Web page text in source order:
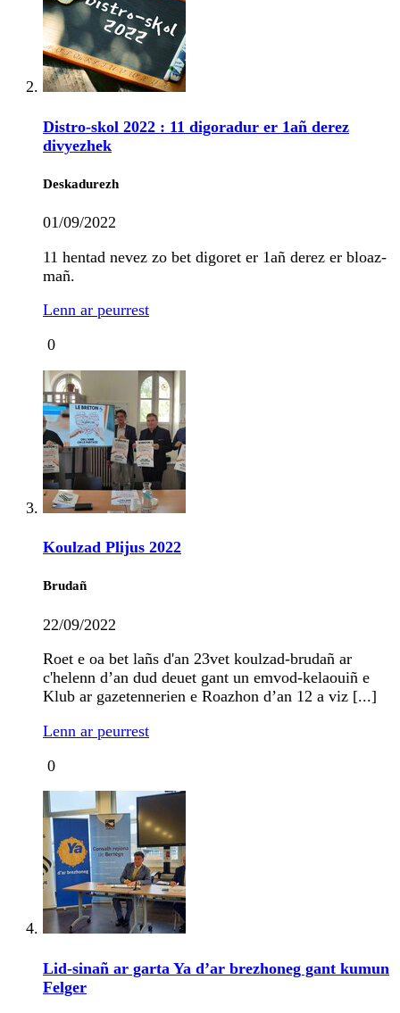
Distro-skol 2022 : 11 digoradur er 1añ derez
divyezhek
Deskadurezh
01/09/2022
11 hentad nevez zo bet digoret er 1añ derez er bloaz-
mañ.
Lenn ar peurrest
0
Koulzad Plijus 2022
Brudañ
22/09/2022
Roet e oa bet lañs d'an 23vet koulzad-brudañ ar
c'helenn d’an dud deuet gant un emvod-kelaouiñ e
Klub ar gazetennerien e Roazhon d’an 12 a viz [...]
Lenn ar peurrest
0
Lid-sinañ ar garta Ya d’ar brezhoneg gant kumun
Felger